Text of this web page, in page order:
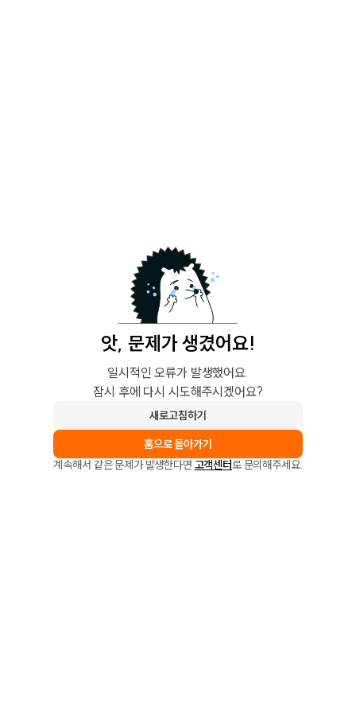
앗, 문제가 생겼어요!
일시적인 오류가 발생했어요.
잠시 후에 다시 시도해주시겠어요?
새로고침하기
홈으로 돌아가기
계속해서 같은 문제가 발생한다면 고객센터로 문의해주세요.